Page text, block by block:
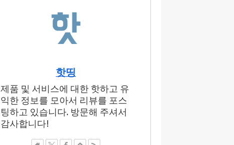
핫띵
제품 및 서비스에 대한 핫하고 유
익한 정보를 모아서 리뷰를 포스
팅하고 있습니다. 방문해 주셔서
감사합니다!